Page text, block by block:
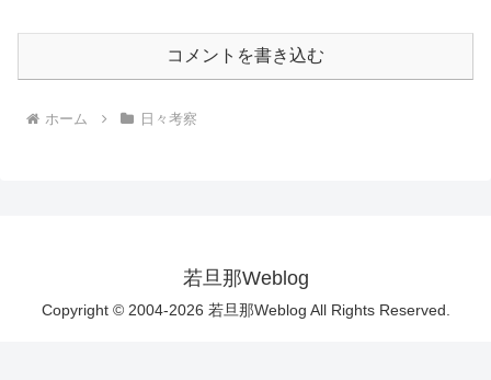
コメントを書き込む
ホーム 日々考察
若旦那Weblog
Copyright © 2004-2026 若旦那Weblog All Rights Reserved.